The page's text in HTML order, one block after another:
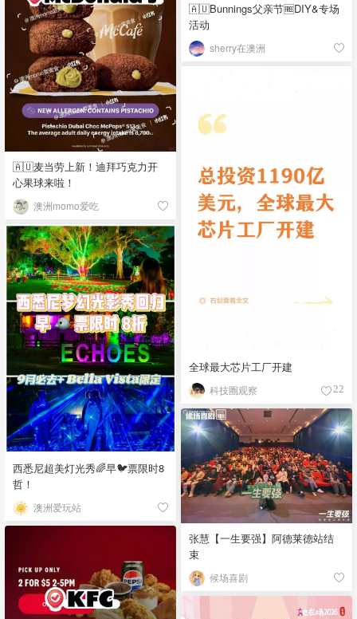
🇦🇺Bunnings父亲节🆓DIY&专场
活动
sherry在澳洲
🇦🇺麦当劳上新！迪拜巧克力开
心果球来啦！
澳洲momo爱吃
全球最大芯片工厂开建
科技圈观察 22
西悉尼超美灯光秀🌈早🐦票限时8
哲！
澳洲爱玩站
张慧【一生要强】阿德莱德站结
束
候场喜剧